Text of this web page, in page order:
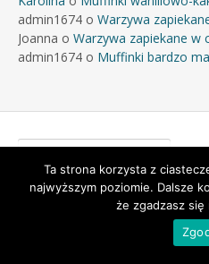
admin1674 o Warzywa
Joanna o Warzywa zapiekane w
admin1674 o Muffinki bardzo
Szukaj:
Ta strona korzysta z
najwyższym poziomie. Dalsze
że zgadzasz się